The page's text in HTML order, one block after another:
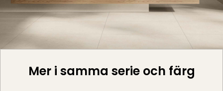
Mer i samma serie och färg